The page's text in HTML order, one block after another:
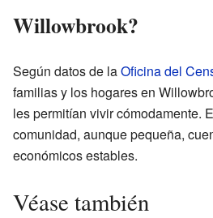
Willowbrook?
Según datos de laOficina del
familias y los hogares en
les permitían vivir cómodamente.
comunidad, aunque pequeña,
económicos estables.
Véase también